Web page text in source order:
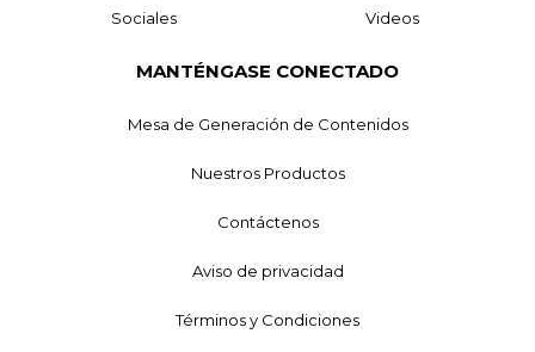
Sociales Videos
MANTÉNGASE CONECTADO
Mesa de Generación de Contenidos
Nuestros Productos
Contáctenos
Aviso de privacidad
Términos y Condiciones